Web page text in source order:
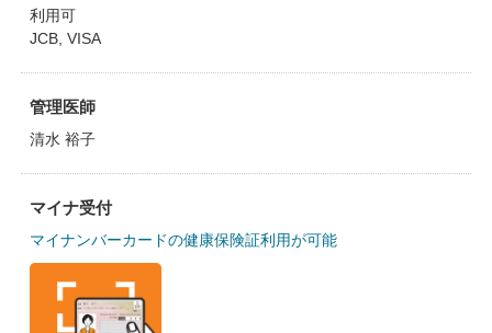
利用可
JCB, VISA
管理医師
清水 裕子
マイナ受付
マイナンバーカードの健康保険証利用が可能